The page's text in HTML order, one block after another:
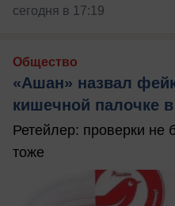
сегодня в 17:19
Общество
«Ашан» назвал
кишечной палочке
Ретейлер: проверки не
тоже